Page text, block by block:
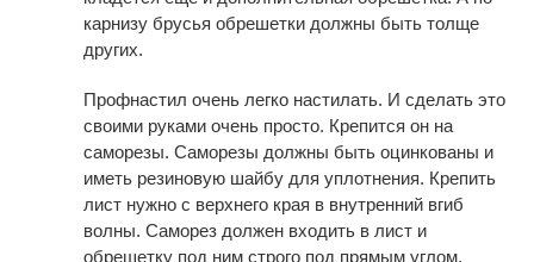
карнизу брусья обрешетки должны быть толще
других.
Профнастил очень легко настилать. И сделать это
своими руками очень просто. Крепится он на
саморезы. Саморезы должны быть оцинкованы и
иметь резиновую шайбу для уплотнения. Крепить
лист нужно с верхнего края в внутренний вгиб
волны. Саморез должен входить в лист и
обрешетку под ним строго под прямым углом.